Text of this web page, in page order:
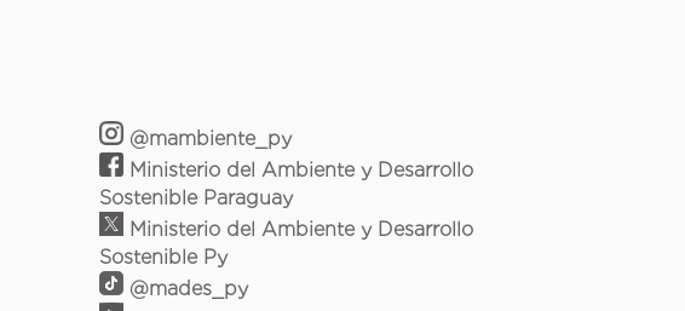
@mambiente_py
Ministerio del Ambiente y Desarrollo
Sostenible Paraguay
Ministerio del Ambiente y Desarrollo
Sostenible Py
@mades_py